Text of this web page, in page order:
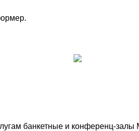
банкетные и конференц-залы